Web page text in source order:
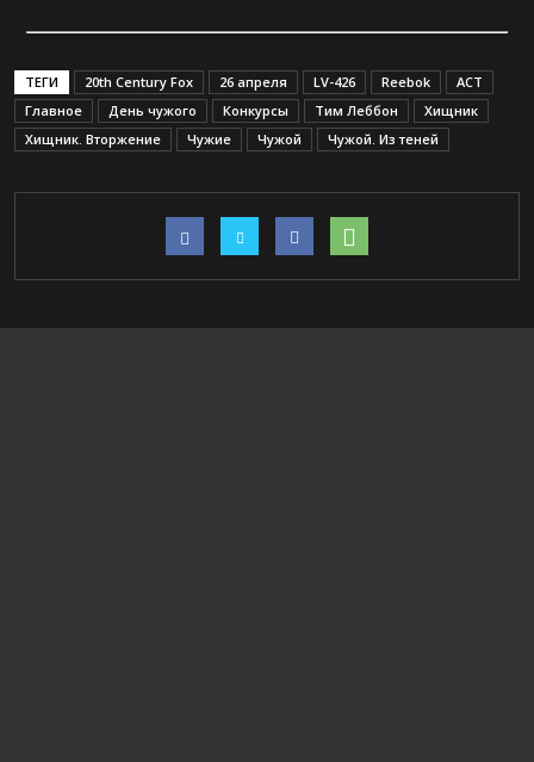
ТЕГИ 20th Century Fox 26 апреля LV-426 Reebok
АСТ
Главное
День чужого Конкурсы Тим Леббон
Хищник
Хищник. Вторжение
Чужие Чужой Чужой. Из теней